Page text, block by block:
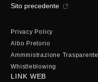
Sito precedente
Privacy Policy
Albo Pretorio
Amministrazione Trasparente
Whistleblowing
LINK WEB